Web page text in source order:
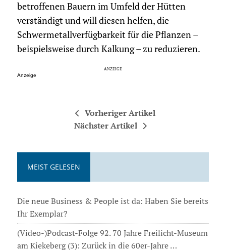
betroffenen Bauern im Umfeld der Hütten
verständigt und will diesen helfen, die
Schwermetallverfügbarkeit für die Pflanzen –
beispielsweise durch Kalkung – zu reduzieren.
Anzeige
Vorheriger Artikel
Nächster Artikel
MEIST GELESEN
Die neue Business & People ist da: Haben Sie bereits
Ihr Exemplar?
(Video-)Podcast-Folge 92. 70 Jahre Freilicht-Museum
am Kiekeberg (3): Zurück in die 60er-Jahre …